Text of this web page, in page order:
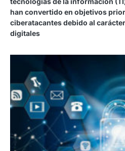
han convertido en objetivos
ciberatacantes debido al
digitales